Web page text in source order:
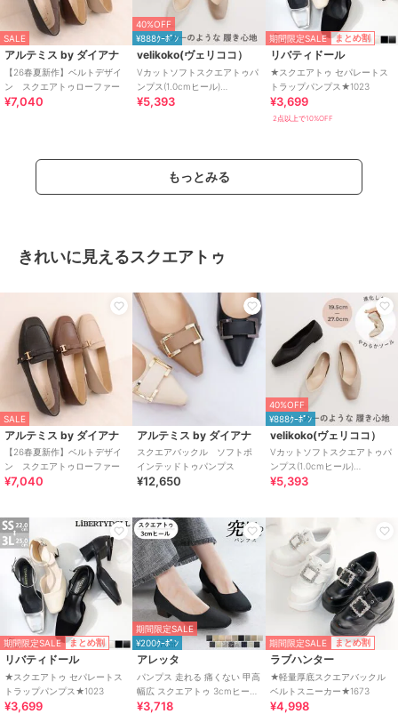
SALE
アルテミス by ダイアナ
【26春夏新作】ベルトデザイ
ン スクエアトゥローファー
¥7,040
40%OFF
¥888ｸｰﾎﾟﾝ
velikoko(ヴェリココ）
Vカットソフトスクエアトゥパ
ンプス(1.0cmヒール)
[19.5~27.0cm]
¥5,393
期間限定SALE まとめ割
リバティドール
★スクエアトゥ セパレートス
トラップパンプス★1023
¥3,699
2点以上で10%OFF
もっとみる
きれいに見えるスクエアトゥ
SALE
アルテミス by ダイアナ
【26春夏新作】ベルトデザイ
ン スクエアトゥローファー
¥7,040
アルテミス by ダイアナ
スクエアバックル ソフトポ
インテッドトゥパンプス
¥12,650
40%OFF
¥888ｸｰﾎﾟﾝ
velikoko(ヴェリココ）
Vカットソフトスクエアトゥパ
ンプス(1.0cmヒール)
[19.5~27.0cm]
¥5,393
期間限定SALE まとめ割
リバティドール
★スクエアトゥ セパレートス
トラップパンプス★1023
¥3,699
期間限定SALE
¥200ｸｰﾎﾟﾝ
アレッタ
パンプス 走れる 痛くない 甲高
幅広 スクエアトゥ 3cmヒール
チャンキーヒール 26秋冬新作
¥3,718
期間限定SALE まとめ割
ラブハンター
★軽量厚底スクエアバックル
ベルトスニーカー★1673
¥4,998